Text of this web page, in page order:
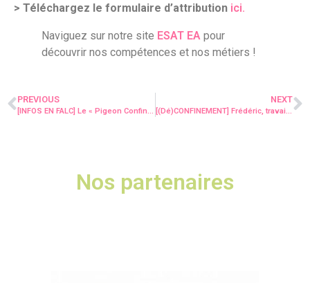
> Téléchargez le formulaire d’attribution ici.
Naviguez sur notre site ESAT EA pour
découvrir nos compétences et nos métiers !
PREVIOUS NEXT
Nos partenaires